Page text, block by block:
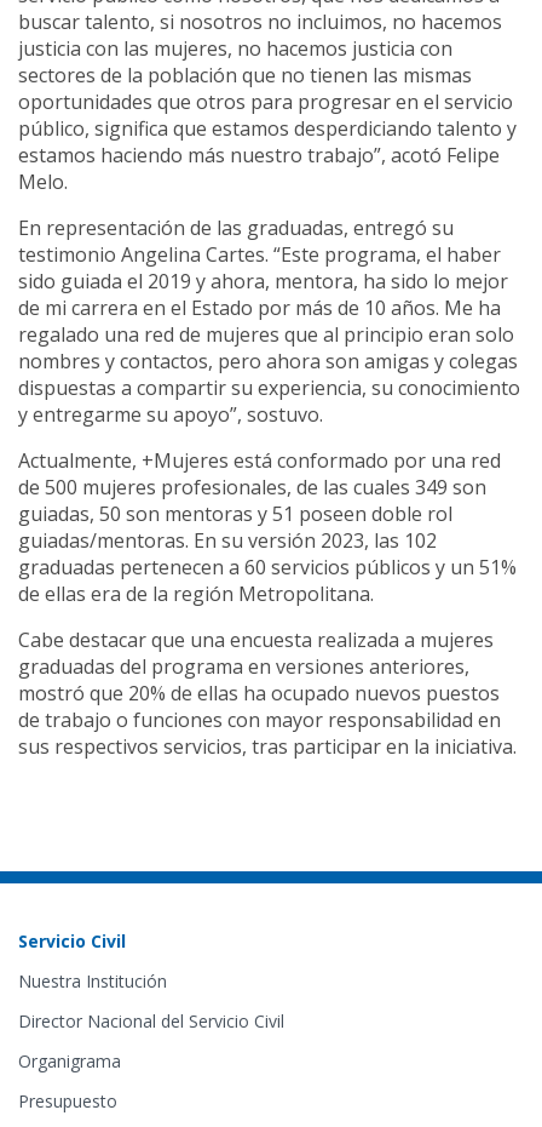
buscar talento, si nosotros no incluimos, no hacemos
justicia con las mujeres, no hacemos justicia con
sectores de la población que no tienen las mismas
oportunidades que otros para progresar en el servicio
público, significa que estamos desperdiciando talento y
estamos haciendo más nuestro trabajo”, acotó Felipe
Melo.
En representación de las graduadas, entregó su
testimonio Angelina Cartes. “Este programa, el haber
sido guiada el 2019 y ahora, mentora, ha sido lo mejor
de mi carrera en el Estado por más de 10 años. Me ha
regalado una red de mujeres que al principio eran solo
nombres y contactos, pero ahora son amigas y colegas
dispuestas a compartir su experiencia, su conocimiento
y entregarme su apoyo”, sostuvo.
Actualmente, +Mujeres está conformado por una red
de 500 mujeres profesionales, de las cuales 349 son
guiadas, 50 son mentoras y 51 poseen doble rol
guiadas/mentoras. En su versión 2023, las 102
graduadas pertenecen a 60 servicios públicos y un 51%
de ellas era de la región Metropolitana.
Cabe destacar que una encuesta realizada a mujeres
graduadas del programa en versiones anteriores,
mostró que 20% de ellas ha ocupado nuevos puestos
de trabajo o funciones con mayor responsabilidad en
sus respectivos servicios, tras participar en la iniciativa.
Servicio Civil
Nuestra Institución
Director Nacional del Servicio Civil
Organigrama
Presupuesto